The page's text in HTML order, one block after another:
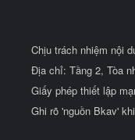
Chịu trách nhiệm nội
Địa chỉ: Tầng 2, Tòa
Giấy phép thiết lập
Ghi rõ 'nguồn Bkav'